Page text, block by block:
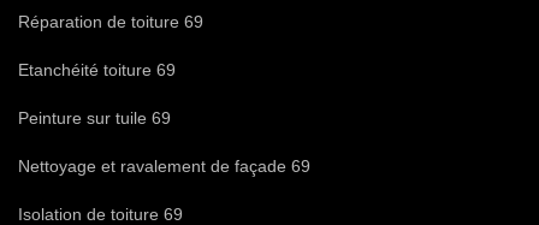
Réparation de toiture 69
Etanchéité toiture 69
Peinture sur tuile 69
Nettoyage et ravalement de façade 69
Isolation de toiture 69